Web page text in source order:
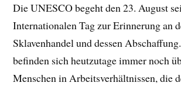
Die UNESCO begeht den 23. August
Internationalen Tag zur Erinnerung an
Sklavenhandel und dessen
befinden sich heutzutage immer noch
Menschen in Arbeitsverhältnissen, die